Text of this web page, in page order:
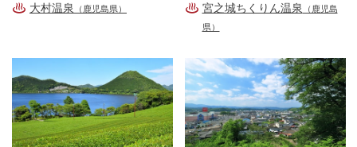
大村温泉 （鹿児島県） 宮之城ちくりん温泉
（鹿児島
県）